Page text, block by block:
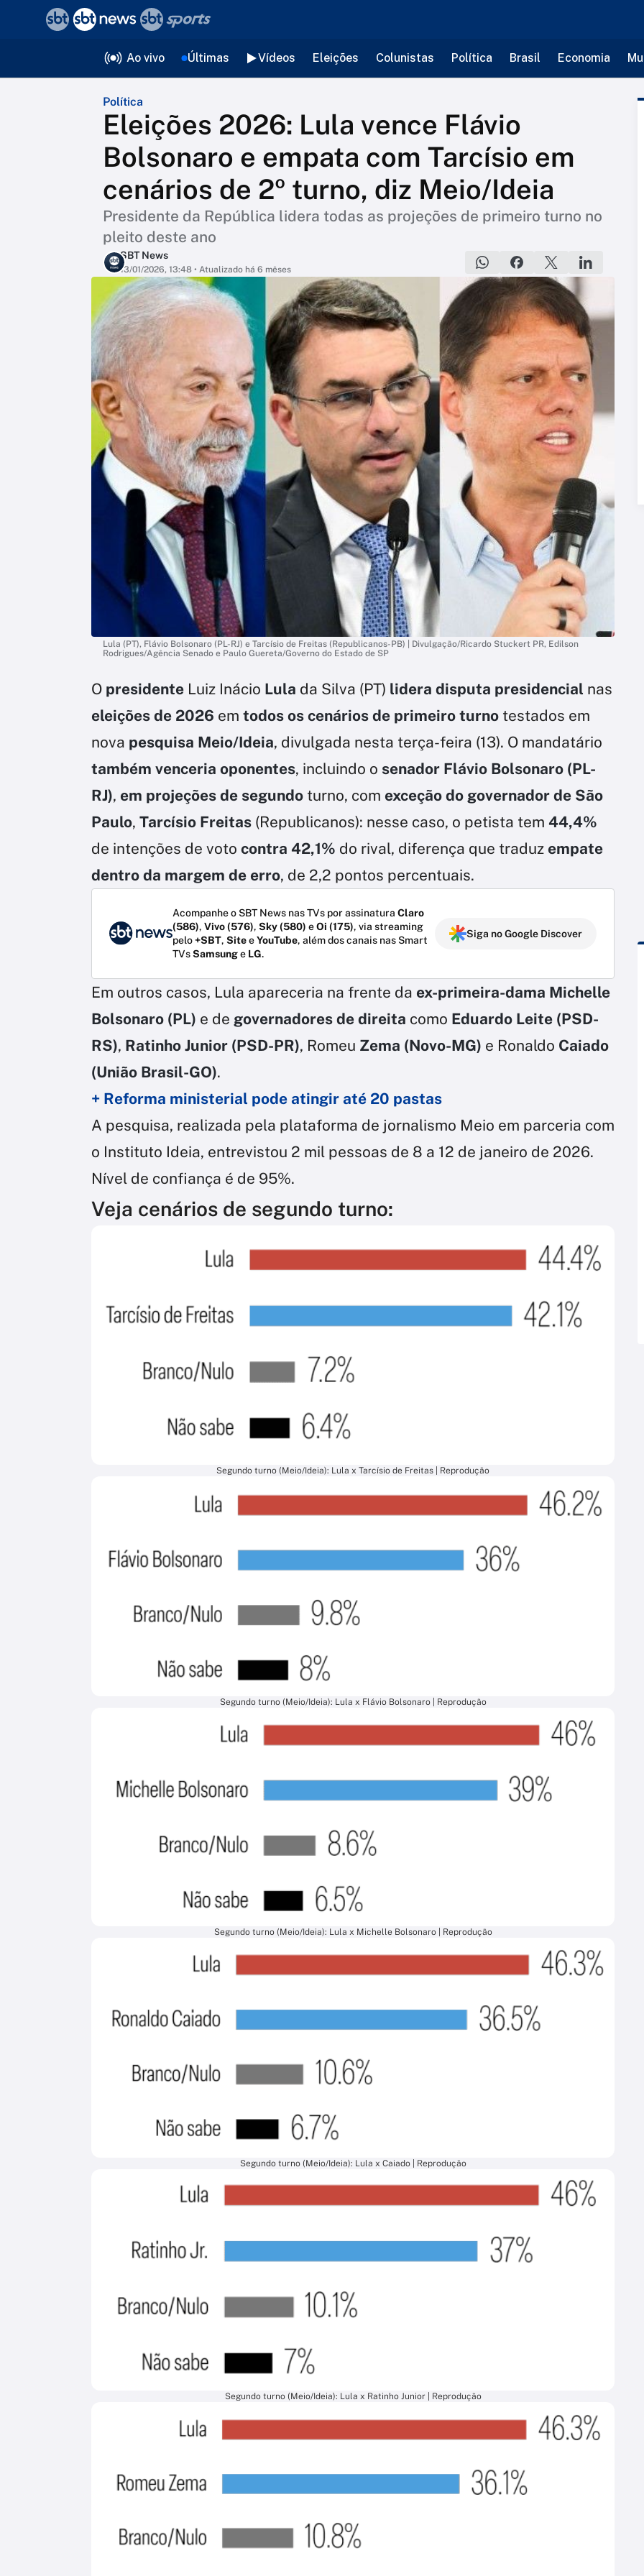
Ao vivo Últimas Vídeos Eleições Colunistas Política Brasil Economia
Política
Eleições 2026: Lula vence Flávio
Bolsonaro e empata com Tarcísio em
cenários de 2º turno, diz Meio/Ideia
Presidente da República lidera todas as projeções de primeiro turno no
pleito deste ano
SBT News
13/01/2026, 13:48 • Atualizado há 6 mêses
Lula (PT), Flávio Bolsonaro (PL-RJ) e Tarcísio de Freitas (Republicanos-PB) | Divulgação/Ricardo Stuckert PR, Edilson
Rodrigues/Agência Senado e Paulo Guereta/Governo do Estado de SP
O presidente Luiz Inácio Lula da Silva (PT) lidera disputa presidencial nas
eleições de 2026 em todos os cenários de primeiro turno testados em
nova pesquisa Meio/Ideia, divulgada nesta terça-feira (13). O mandatário
também venceria oponentes, incluindo o senador Flávio Bolsonaro (PL-
RJ), em projeções de segundo turno, com exceção do governador de São
Paulo, Tarcísio Freitas (Republicanos): nesse caso, o petista tem 44,4%
de intenções de voto contra 42,1% do rival, diferença que traduz empate
dentro da margem de erro, de 2,2 pontos percentuais.
Acompanhe o SBT News nas TVs por assinatura Claro
(586), Vivo (576), Sky (580) eOi (175), via streaming
pelo+SBT, SiteeYouTube, além dos canais nas Smart
TVsSamsunge LG.
Siga no Google Discover
Em outros casos, Lula apareceria na frente da ex-primeira-dama Michelle
Bolsonaro (PL) e de governadores de direita como Eduardo Leite (PSD-
RS), Ratinho Junior (PSD-PR), Romeu Zema (Novo-MG) e Ronaldo Caiado
(União Brasil-GO).
+ Reforma ministerial pode atingir até 20 pastas
A pesquisa, realizada pela plataforma de jornalismo Meio em parceria com
o Instituto Ideia, entrevistou 2 mil pessoas de 8 a 12 de janeiro de 2026.
Nível de confiança é de 95%.
Veja cenários de segundo turno:
Segundo turno (Meio/Ideia): Lula x Tarcísio de Freitas | Reprodução
Segundo turno (Meio/Ideia): Lula x Flávio Bolsonaro | Reprodução
Segundo turno (Meio/Ideia): Lula x Michelle Bolsonaro | Reprodução
Segundo turno (Meio/Ideia): Lula x Caiado | Reprodução
Segundo turno (Meio/Ideia): Lula x Ratinho Junior | Reprodução
voltar
Editorias